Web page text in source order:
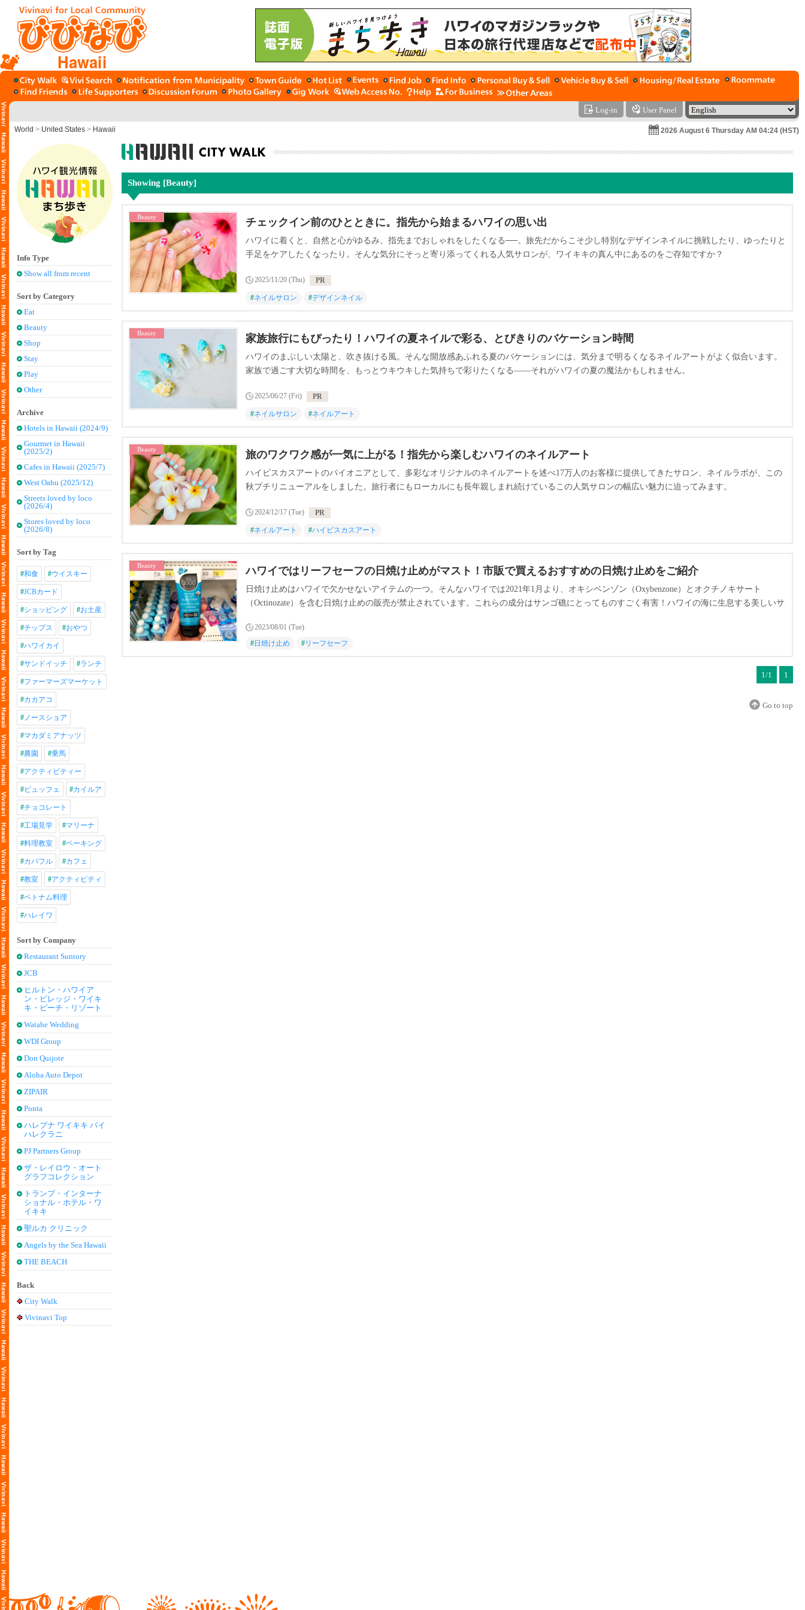
Hawaii
Log-in User Panel
World > United States > Hawaii 2026 August 6 Thursday AM 04:24 (HST)
Info Type
Show all from recent
Sort by Category
Eat
Beauty
Shop
Stay
Play
Other
Archive
Hotels in Hawaii (2024/9)
Gourmet in Hawaii
(2025/2)
Cafes in Hawaii (2025/7)
West Oahu (2025/12)
Streets loved by loco
(2026/4)
Stores loved by loco
(2026/8)
Sort by Tag
#和食 #ウイスキー
#JCBカード
#ショッピング #お土産
#チップス #おやつ
#ハワイカイ
#サンドイッチ #ランチ
#ファーマーズマーケット
#カカアコ
#ノースショア
#マカダミアナッツ
#農園 #乗馬
#アクティビティー
#ビュッフェ #カイルア
#チョコレート
#工場見学 #マリーナ
#料理教室 #ベーキング
#カパフル #カフェ
#教室 #アクティビティ
#ベトナム料理
#ハレイワ
Sort by Company
Restaurant Suntory
JCB
ヒルトン・ハワイア
ン・ビレッジ・ワイキ
キ・ビーチ・リゾート
Watabe Wedding
WDI Group
Don Quijote
Aloha Auto Depot
ZIPAIR
Ponta
ハレプナ ワイキキ バイ
ハレクラニ
PJ Partners Group
ザ・レイロウ・オート
グラフコレクション
トランプ・インターナ
ショナル・ホテル・ワ
イキキ
聖ルカ クリニック
Angels by the Sea Hawaii
THE BEACH
Back
City Walk
Vivinavi Top
Showing [Beauty]
Beauty チェックイン前のひとときに。指先から始まるハワイの思い出
ハワイに着くと、自然と心がゆるみ、指先までおしゃれをしたくなる──。旅先だからこそ少し特別なデザインネイルに挑戦したり、ゆったりと
手足をケアしたくなったり。そんな気分にそっと寄り添ってくれる人気サロンが、ワイキキの真ん中にあるのをご存知ですか？
2025/11/20 (Thu) PR
#ネイルサロン #デザインネイル
Beauty 家族旅行にもぴったり！ハワイの夏ネイルで彩る、とびきりのバケーション時間
ハワイのまぶしい太陽と、吹き抜ける風。そんな開放感あふれる夏のバケーションには、気分まで明るくなるネイルアートがよく似合います。
家族で過ごす大切な時間を、もっとウキウキした気持ちで彩りたくなる――それがハワイの夏の魔法かもしれません。
2025/06/27 (Fri) PR
#ネイルサロン #ネイルアート
Beauty 旅のワクワク感が一気に上がる！指先から楽しむハワイのネイルアート
ハイビスカスアートのパイオニアとして、多彩なオリジナルのネイルアートを述べ17万人のお客様に提供してきたサロン、ネイルラボが、この
秋プチリニューアルをしました。旅行者にもローカルにも長年親しまれ続けているこの人気サロンの幅広い魅力に迫ってみます。
2024/12/17 (Tue) PR
#ネイルアート #ハイビスカスアート
Beauty ハワイではリーフセーフの日焼け止めがマスト！市販で買えるおすすめの日焼け止めをご紹介
日焼け止めはハワイで欠かせないアイテムの一つ。そんなハワイでは2021年1月より、オキシベンゾン（Oxybenzone）とオクチノキサート
（Octinozate）を含む日焼け止めの販売が禁止されています。これらの成分はサンゴ礁にとってものすごく有害！ハワイの海に生息する美しいサ
えるリーフセーフの日焼け止めについてご紹介します。
2023/08/01 (Tue)
#日焼け止め #リーフセーフ
1/1 1
Go to top